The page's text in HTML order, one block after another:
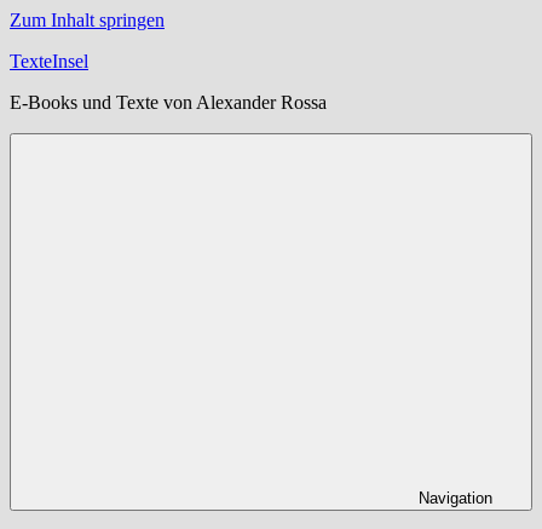
Zum Inhalt springen
TexteInsel
E-Books und Texte von Alexander Rossa
Navigation